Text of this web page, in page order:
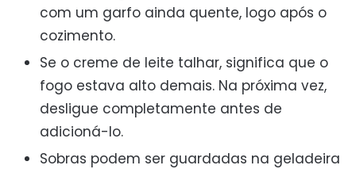
com um garfo ainda quente, logo após o
cozimento.
Se o creme de leite talhar, significa que o
fogo estava alto demais. Na próxima vez,
desligue completamente antes de
adicioná-lo.
Sobras podem ser guardadas na geladeira